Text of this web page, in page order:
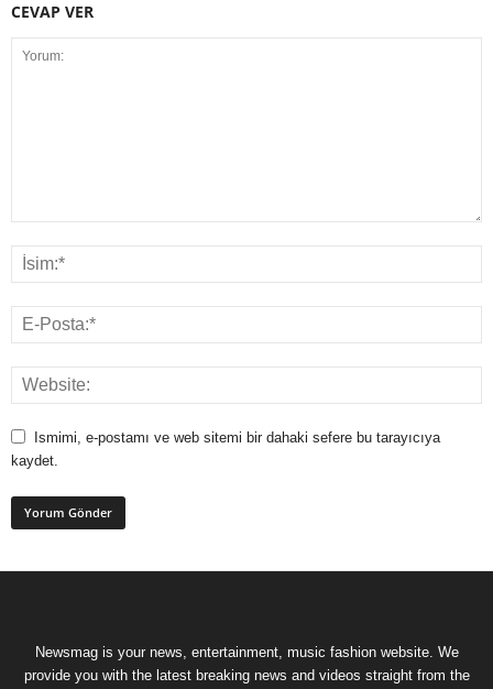
CEVAP VER
Ismimi, e-postamı ve web sitemi bir dahaki sefere bu tarayıcıya
kaydet.
Newsmag is your news, entertainment, music fashion website. We
provide you with the latest breaking news and videos straight from the